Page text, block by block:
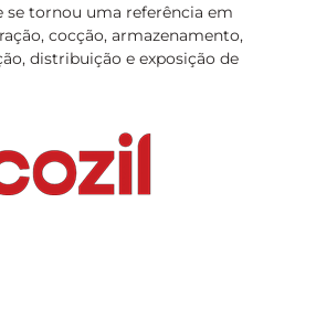
se tornou uma referência em
cocção, armazenamento,
distribuição e exposição de